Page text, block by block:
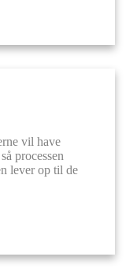
vil have
processen
lever op til de